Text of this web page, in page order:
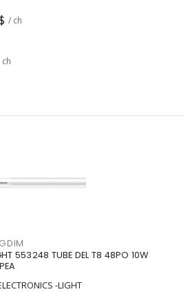
/ ch
ch
553248 TUBE DEL T8 48PO 10W
-LIGHT